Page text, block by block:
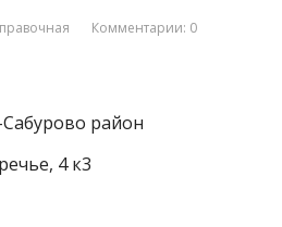
Комментарии: 0
район
4 к3